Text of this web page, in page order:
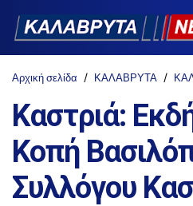
Αρχική σελίδα ΚΑΛΑΒΡΥΤΑ
Καστριά:
Κοπή
Συλλόγου